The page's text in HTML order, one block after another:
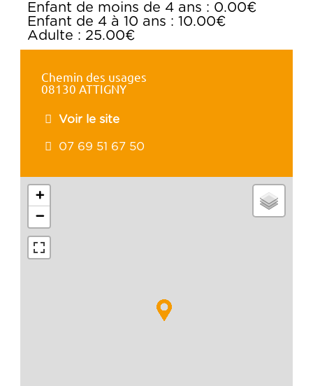
Enfant de moins de 4 ans : 0.00€
Enfant de 4 à 10 ans : 10.00€
Adulte : 25.00€
Chemin des usages
08130 ATTIGNY
Voir le site
07 69 51 67 50
+
−